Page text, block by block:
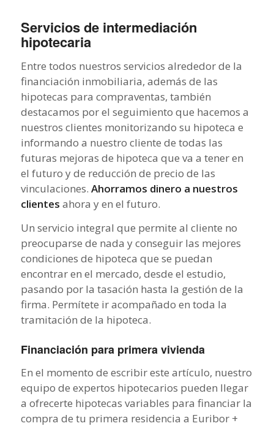
Servicios de intermediación
hipotecaria
Entre todos nuestros servicios alrededor de la
financiación inmobiliaria, además de las
hipotecas para compraventas, también
destacamos por el seguimiento que hacemos a
nuestros clientes monitorizando su hipoteca e
informando a nuestro cliente de todas las
futuras mejoras de hipoteca que va a tener en
el futuro y de reducción de precio de las
vinculaciones. Ahorramos dinero a nuestros
clientes ahora y en el futuro.
Un servicio integral que permite al cliente no
preocuparse de nada y conseguir las mejores
condiciones de hipoteca que se puedan
encontrar en el mercado, desde el estudio,
pasando por la tasación hasta la gestión de la
firma. Permítete ir acompañado en toda la
tramitación de la hipoteca.
Financiación para primera vivienda
En el momento de escribir este artículo, nuestro
equipo de expertos hipotecarios pueden llegar
a ofrecerte hipotecas variables para financiar la
compra de tu primera residencia a Euribor +